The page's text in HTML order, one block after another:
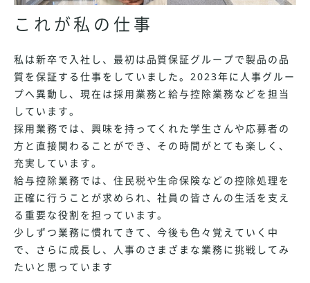
これが私の仕事
私は新卒で入社し、最初は品質保証グループで製品の品
質を保証する仕事をしていました。2023年に人事グルー
プへ異動し、現在は採用業務と給与控除業務などを担当
しています。
採用業務では、興味を持ってくれた学生さんや応募者の
方と直接関わることができ、その時間がとても楽しく、
充実しています。
給与控除業務では、住民税や生命保険などの控除処理を
正確に行うことが求められ、社員の皆さんの生活を支え
る重要な役割を担っています。
少しずつ業務に慣れてきて、今後も色々覚えていく中
で、さらに成長し、人事のさまざまな業務に挑戦してみ
たいと思っています